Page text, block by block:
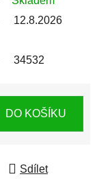
12.8.2026
34532
DO KOŠÍKU
Sdílet